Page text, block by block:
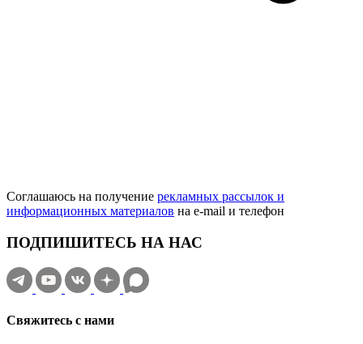
Соглашаюсь на получение рекламных рассылок и
информационных материалов на e‑mail и телефон
ПОДПИШИТЕСЬ НА НАС
Свяжитесь с нами